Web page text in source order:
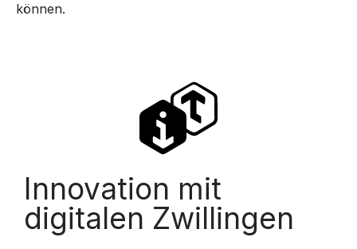
können.
Innovation mit
digitalen Zwillingen